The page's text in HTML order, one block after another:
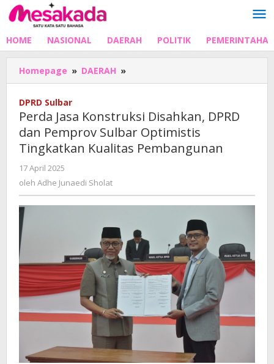
Lewati
ke
HOME NASIONAL DAERAH POLITIK
Homepage » DAERAH »
Jasa
DPRD
dan
Pemprov
Kualitas
DPRD Sulbar
Perda Jasa Konstruksi Disahkan, DPRD
dan Pemprov Sulbar Optimistis
Tingkatkan Kualitas Pembangunan
17 April 2025
Adhe
oleh Adhe Junaedi Sholat